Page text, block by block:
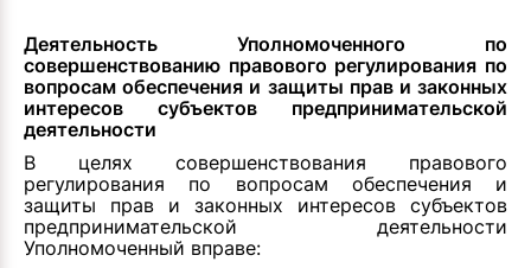
Деятельность Уполномоченного по
совершенствованию правового регулирования по
вопросам обеспечения и защиты прав и законных
интересов субъектов предпринимательской
деятельности
В целях совершенствования правового
регулирования по вопросам обеспечения и
защиты прав и законных интересов субъектов
предпринимательской деятельности
Уполномоченный вправе: